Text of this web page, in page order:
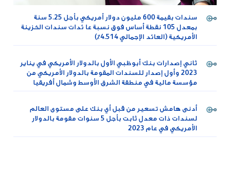
سندات بقيمة 600 مليون دولار أمريكي بأجل 5.25 سنة
بمعدل 105 نقطة أساس فوق نسبة عا ئدات سندات الخزينة
الأمريكية (العائد الإجمالي 4.514٪)
ثاني إصدارات بنك أبوظبي الأول بالدولار الأمريكي في يناير
2023 وأول إصدار للسندات المقومة بالدولار الأمريكي من
مؤسسة مالية في منطقة الشرق الأوسط وشمال أفريقيا
أدنى هامش تسعير من قبل أي بنك على مستوى العالم
لسندات ذات معدل ثابت بأجل 5 سنوات مقومة بالدولار
الأمريكي في عام 2023